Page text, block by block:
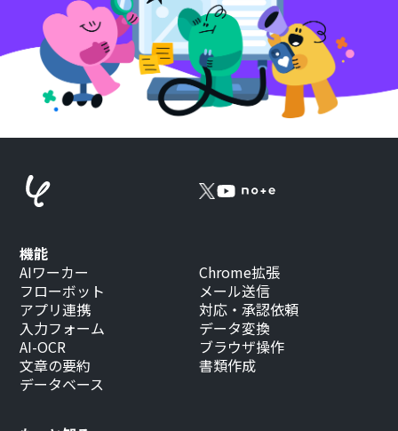
機能
AIワーカー
フローボット
アプリ連携
入力フォーム
AI-OCR
文章の要約
データベース
Chrome拡張
メール送信
対応・承認依頼
データ変換
ブラウザ操作
書類作成